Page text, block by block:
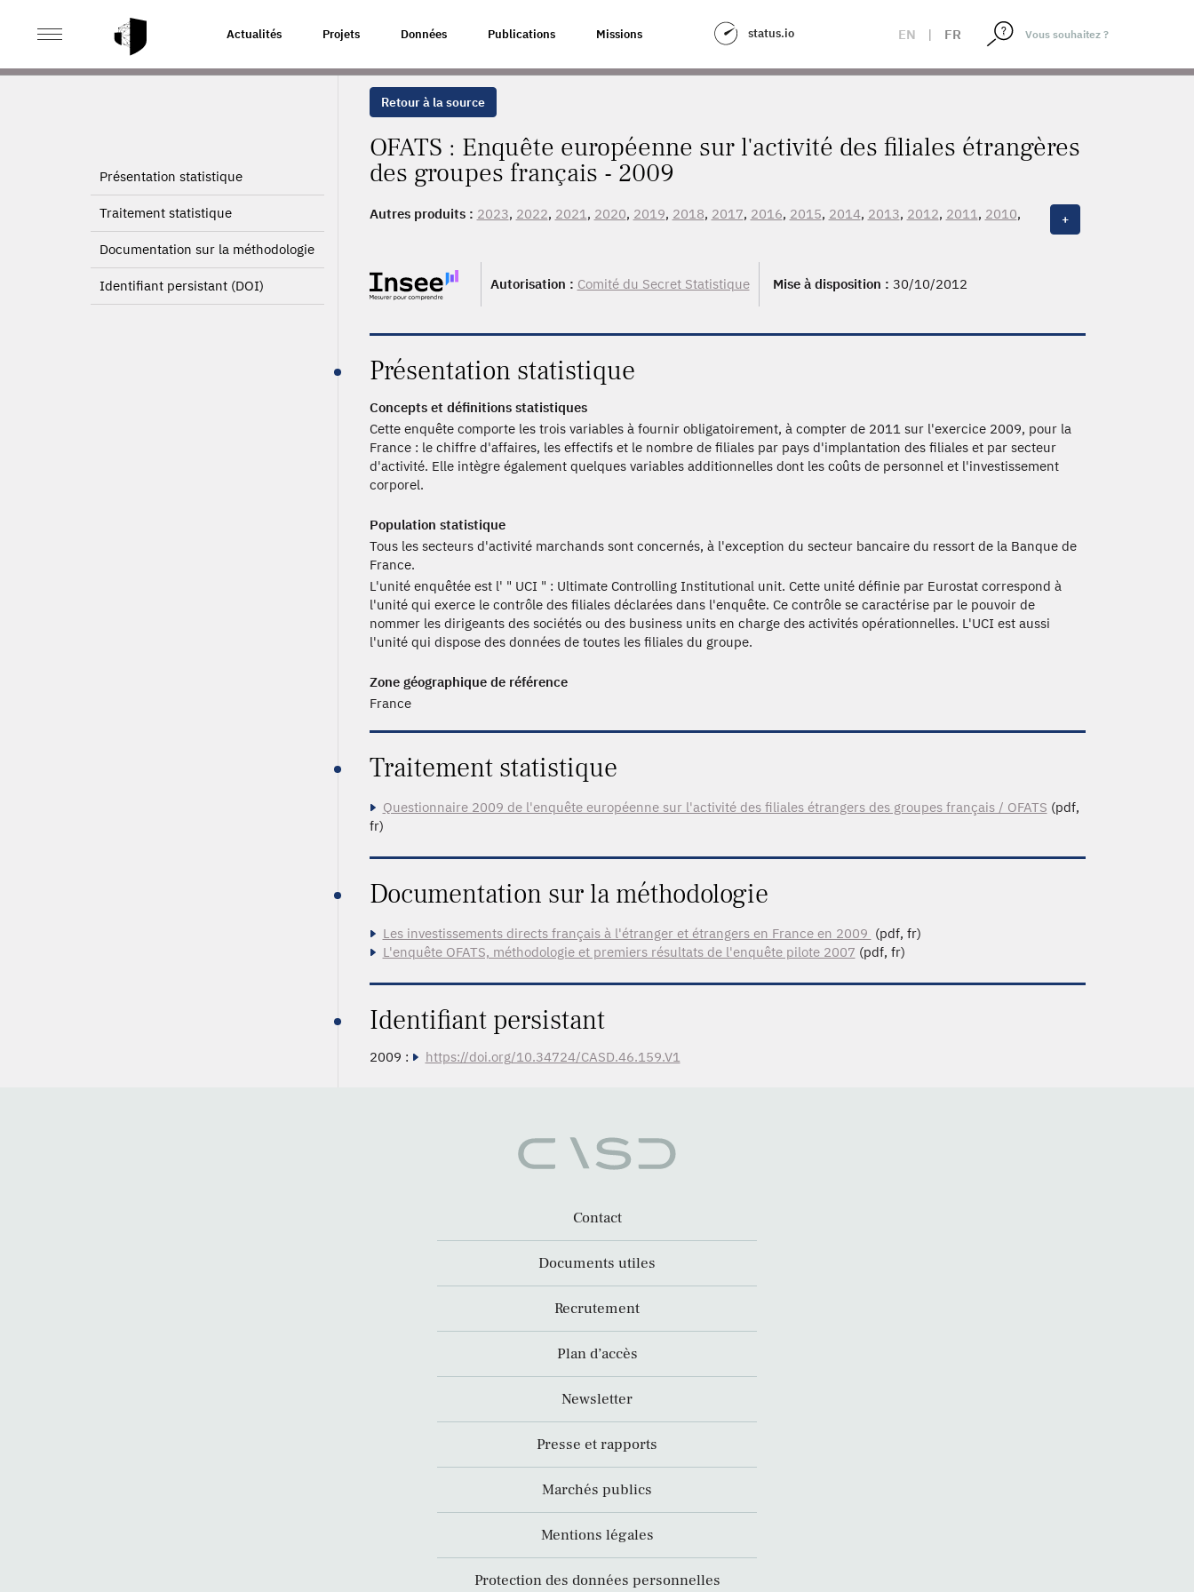
Actualités Projets Données Publications Missions status.io EN | FR
ACCUEIL PAGE PRODUIT
Présentation statistique
Traitement statistique
Documentation sur la méthodologie
Identifiant persistant (DOI)
Retour à la source
OFATS : Enquête européenne sur l'activité des filiales étrangères
des groupes français - 2009
Autres produits : 2023, 2022, 2021, 2020, 2019, 2018, 2017, 2016, 2015, 2014, 2013, 2012, 2011, 2010,
+
Autorisation : Comité du Secret Statistique Mise à disposition : 30/10/2012
Présentation statistique
Concepts et définitions statistiques
Cette enquête comporte les trois variables à fournir obligatoirement, à compter de 2011 sur l'exercice 2009, pour la
France : le chiffre d'affaires, les effectifs et le nombre de filiales par pays d'implantation des filiales et par secteur
d'activité. Elle intègre également quelques variables additionnelles dont les coûts de personnel et l'investissement
corporel.
Population statistique
Tous les secteurs d'activité marchands sont concernés, à l'exception du secteur bancaire du ressort de la Banque de
France.
L'unité enquêtée est l' " UCI " : Ultimate Controlling Institutional unit. Cette unité définie par Eurostat correspond à
l'unité qui exerce le contrôle des filiales déclarées dans l'enquête. Ce contrôle se caractérise par le pouvoir de
nommer les dirigeants des sociétés ou des business units en charge des activités opérationnelles. L'UCI est aussi
l'unité qui dispose des données de toutes les filiales du groupe.
Zone géographique de référence
France
Traitement statistique
Questionnaire 2009 de l'enquête européenne sur l'activité des filiales étrangers des groupes français / OFATS (pdf,
fr)
Documentation sur la méthodologie
Les investissements directs français à l'étranger et étrangers en France en 2009 (pdf, fr)
L'enquête OFATS, méthodologie et premiers résultats de l'enquête pilote 2007 (pdf, fr)
Identifiant persistant
2009 : https://doi.org/10.34724/CASD.46.159.V1
Contact
Documents utiles
Recrutement
Plan d’accès
Newsletter
Presse et rapports
Marchés publics
Mentions légales
Protection des données personnelles